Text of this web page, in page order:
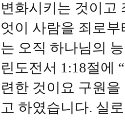
변화시키는 것이고
엇이 사람을 죄로
는 오직 하나님의
린도전서 1:18절에
련한 것이요 구원
고 하였습니다. 실